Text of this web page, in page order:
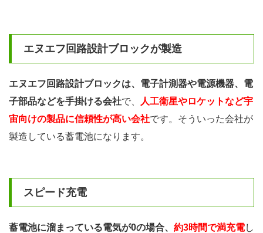
エヌエフ回路設計ブロックが製造
エヌエフ回路設計ブロックは、電子計測器や電源機器、電
子部品などを手掛ける会社で、
人工衛星やロケットなど宇
宙向けの製品に信頼性が高い会社です。そういった会社が
製造している蓄電池になります。
スピード充電
蓄電池に溜まっている電気が0の場合、 約3時間で満充電し